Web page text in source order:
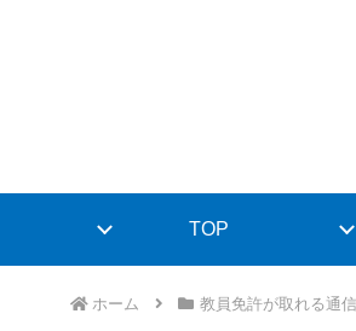
TOP
ホーム 教員免許が取れる通